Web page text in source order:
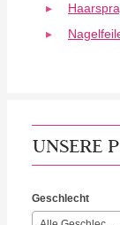
UNSERE
Geschlecht